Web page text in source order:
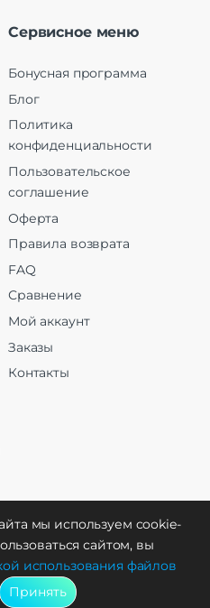
Сервисное меню
Бонусная программа
Блог
Политика
конфиденциальности
Пользовательское
соглашение
Оферта
Правила возврата
FAQ
Сравнение
Мой аккаунт
Заказы
Контакты
мы используем cookie-
сайтом, вы
использования файлов
Принять